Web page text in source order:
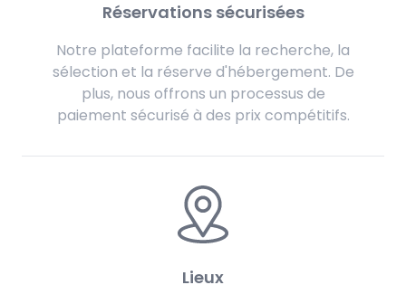
Réservations sécurisées
Notre plateforme facilite la recherche, la
sélection et la réserve d'hébergement. De
plus, nous offrons un processus de
paiement sécurisé à des prix compétitifs.
Lieux